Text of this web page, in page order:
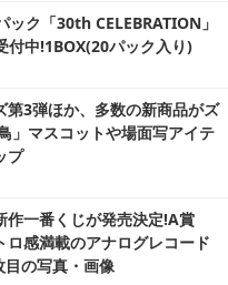
ック「30th CELEBRATION」
中!1BOX(20パック入り)
第3弾ほか、多数の新商品がズ
」マスコットや場面写アイテ
プ
作一番くじが発売決定!A賞
ロ感満載のアナログレコード
の写真・画像